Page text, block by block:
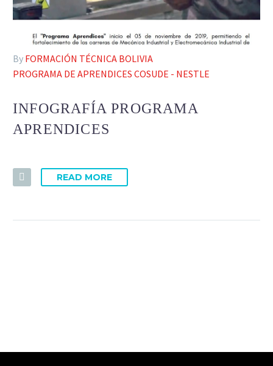
By FORMACIÓN TÉCNICA BOLIVIA
PROGRAMA DE APRENDICES COSUDE - NESTLE
INFOGRAFÍA PROGRAMA
APRENDICES
READ MORE